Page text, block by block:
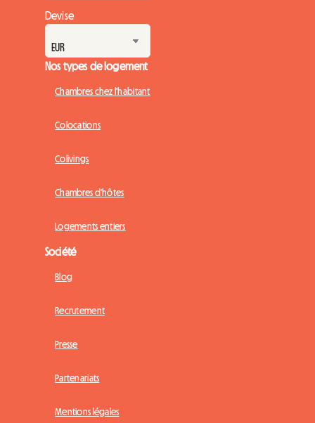
Devise
Nos types de logement
Chambres chez l'habitant
Colocations
Colivings
Chambres d'hôtes
Logements entiers
Société
Blog
Recrutement
Presse
Partenariats
Mentions légales